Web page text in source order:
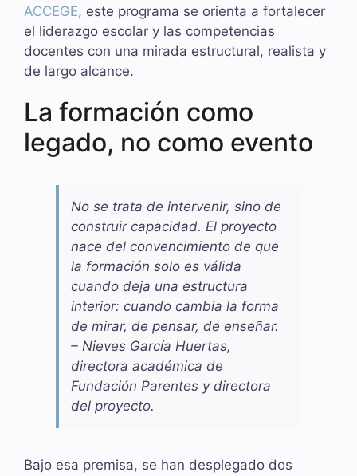
ACCEGE, este programa se orienta a fortalecer
el liderazgo escolar y las competencias
docentes con una mirada estructural, realista y
de largo alcance.
La formación como
legado, no como evento
No se trata de intervenir, sino de
construir capacidad. El proyecto
nace del convencimiento de que
la formación solo es válida
cuando deja una estructura
interior: cuando cambia la forma
de mirar, de pensar, de enseñar.
– Nieves García Huertas,
directora académica de
Fundación Parentes y directora
del proyecto.
Bajo esa premisa, se han desplegado dos